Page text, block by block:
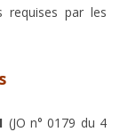
requises par les
(JO n° 0179 du 4